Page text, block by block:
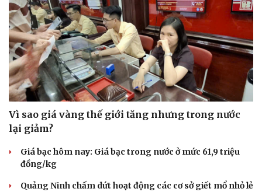
Vì sao giá vàng thế giới tăng nhưng trong nước
lại giảm?
Giá bạc hôm nay: Giá bạc trong nước ở mức 61,9 triệu
đồng/kg
Quảng Ninh chấm dứt hoạt động các cơ sở giết mổ nhỏ lẻ